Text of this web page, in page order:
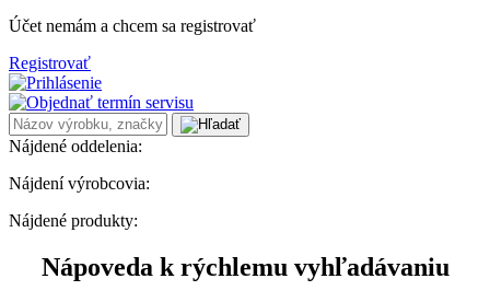
Účet nemám a chcem sa registrovať
Registrovať
Nájdené oddelenia:
Nájdení výrobcovia:
Nájdené produkty:
Nápoveda k rýchlemu vyhľadávaniu